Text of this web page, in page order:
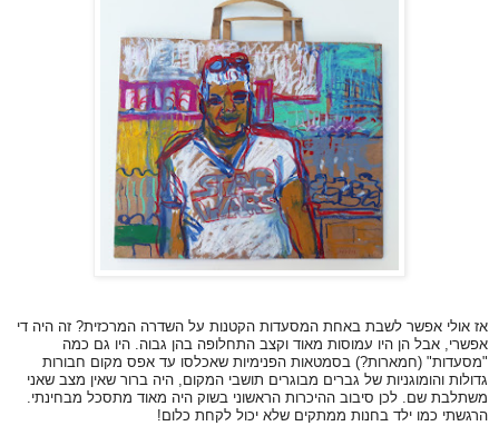
אז אולי אפשר לשבת באחת המסעדות הקטנות על השדרה המרכזית? זה היה די
אפשרי, אבל הן היו עמוסות מאוד וקצב התחלופה בהן גבוה. היו גם כמה
"מסעדות" (חמארות?) בסמטאות הפנימיות שאכלסו עד אפס מקום חבורות
גדולות והומוגניות של גברים מבוגרים תושבי המקום, היה ברור שאין מצב שאני
משתלבת שם. לכן סיבוב ההיכרות הראשוני בשוק היה מאוד מתסכל מבחינתי.
הרגשתי כמו ילד בחנות ממתקים שלא יכול לקחת כלום!